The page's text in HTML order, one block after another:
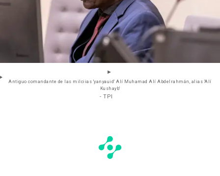
Antiguo comandante de las milciias 'yanyauid' Alí Muhamad Alí Abdelrahmán, alias 'Alí
Kushayb'
- TPI